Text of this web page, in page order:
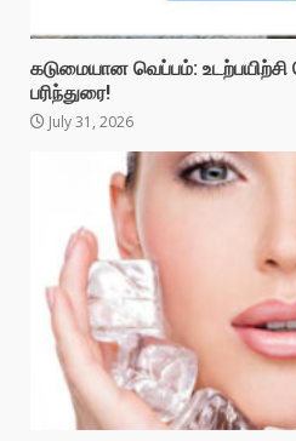
கடுமையான வெப்பம்:
பரிந்துரை!
July 31, 2026